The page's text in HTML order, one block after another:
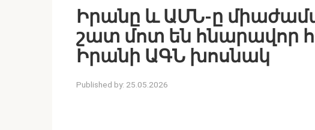
Իրանը և ԱՄՆ-ը
շատ մոտ են հնարավոր
Իրանի ԱԳՆ խոսնակ
Published by: 25.05.2026